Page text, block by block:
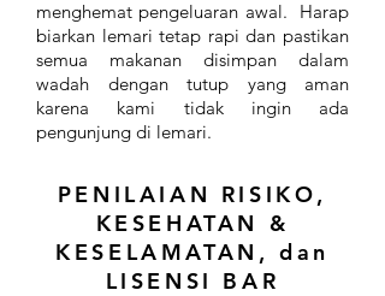
menghemat pengeluaran awal. Harap
biarkan lemari tetap rapi dan pastikan
semua makanan disimpan dalam
wadah dengan tutup yang aman
karena kami tidak ingin ada
pengunjung di lemari.
PENILAIAN RISIKO,
KESEHATAN &
KESELAMATAN, dan
LISENSI BAR